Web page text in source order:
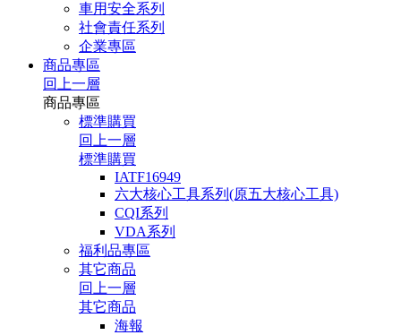
車用安全系列
社會責任系列
企業專區
商品專區
回上一層
商品專區
標準購買
回上一層
標準購買
IATF16949
六大核心工具系列(原五大核心工具)
CQI系列
VDA系列
福利品專區
其它商品
回上一層
其它商品
海報